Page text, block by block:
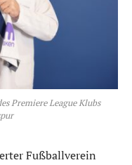
Premiere League Klubs
Fußballverein